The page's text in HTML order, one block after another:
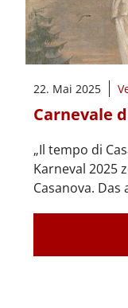
22. Mai 2025
Carnevale
„Il tempo di
Karneval 2025
Casanova.